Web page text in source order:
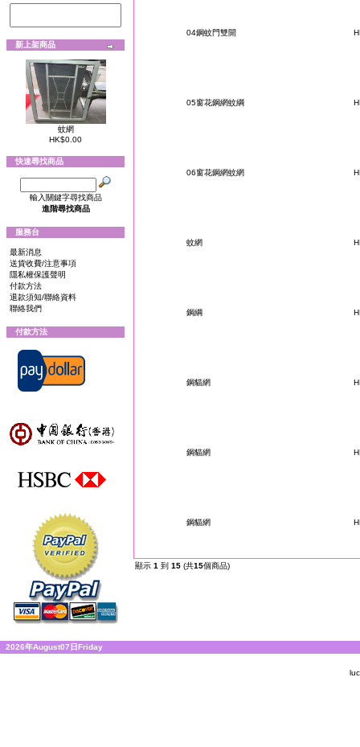
新上架商品
蚊網
HK$0.00
快速尋找商品
輸入關鍵字尋找商品
進階尋找商品
服務台
最新消息
送貨收費/注意事項
隱私權保護聲明
付款方法
退款須知/聯絡資料
聯絡我們
付款方法
04鋼蚊門雙開
05窗花鋼網蚊綱
06窗花鋼網蚊網
蚊網
鋼綱
鋼貓網
鋼貓網
鋼貓網
顯示 1 到 15 (共15個商品)
2026年August07日Friday